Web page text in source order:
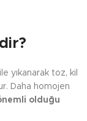
yıkanarak toz, kil
Daha homojen
olduğu